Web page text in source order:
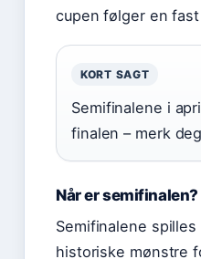
cupen følger en
KORT SAGT
Semifinalene i
finalen – merk
Når er semifinalen?
Semifinalene
historiske mønstre